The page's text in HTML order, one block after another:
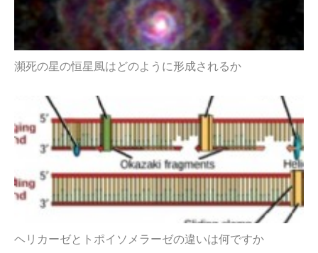
瀕死の星の恒星風はどのように形成されるか
ヘリカーゼとトポイソメラーゼの違いは何ですか